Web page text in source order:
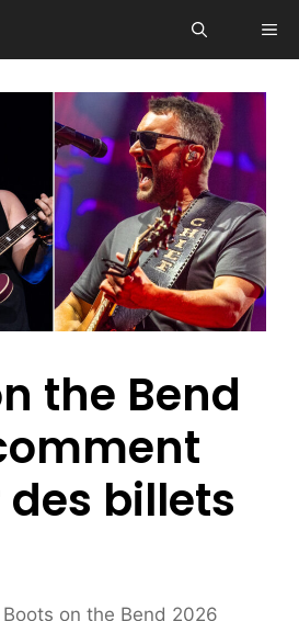
the Bend
billets
on the Bend 2026